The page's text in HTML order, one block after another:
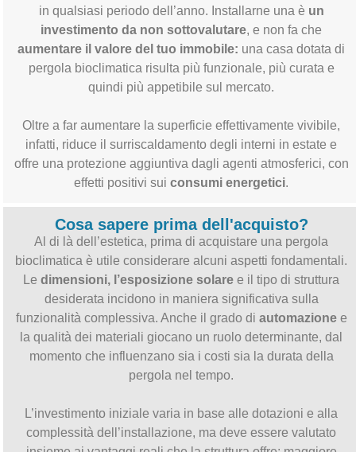
in qualsiasi periodo dell’anno. Installarne una è un
investimento da non sottovalutare, e non fa che
aumentare il valore del tuo immobile: una casa dotata di
pergola bioclimatica risulta più funzionale, più curata e
quindi più appetibile sul mercato.
Oltre a far aumentare la superficie effettivamente vivibile,
infatti, riduce il surriscaldamento degli interni in estate e
offre una protezione aggiuntiva dagli agenti atmosferici, con
effetti positivi suiconsumi energetici.
Cosa sapere prima dell'acquisto?
Al di là dell’estetica, prima di acquistare una pergola
bioclimatica è utile considerare alcuni aspetti fondamentali.
Ledimensioni, l’esposizione solare e il tipo di struttura
desiderata incidono in maniera significativa sulla
funzionalità complessiva. Anche il grado di automazionee
la qualità dei materiali giocano un ruolo determinante, dal
momento che influenzano sia i costi sia la durata della
pergola nel tempo.
L’investimento iniziale varia in base alle dotazioni e alla
complessità dell’installazione, ma deve essere valutato